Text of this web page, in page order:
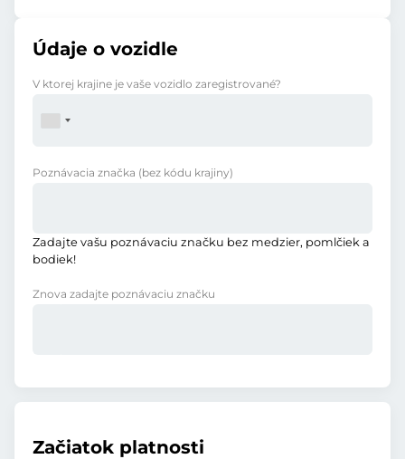
Údaje o vozidle
V ktorej krajine je vaše vozidlo zaregistrované?
Poznávacia značka (bez kódu krajiny)
Zadajte vašu poznávaciu značku bez medzier, pomlčiek a
bodiek!
Znova zadajte poznávaciu značku
Začiatok platnosti